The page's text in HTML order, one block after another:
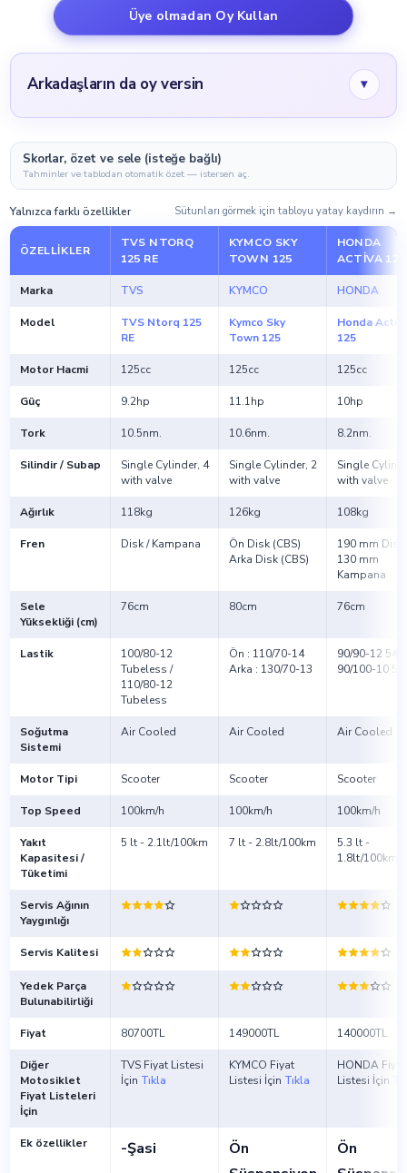
Üye olmadan Oy Kullan
Arkadaşların da oy versin ▾
Skorlar, özet ve sele (isteğe bağlı)
Tahminler ve tablodan otomatik özet — istersen aç.
Yalnızca farklı özellikler Sütunları görmek için tabloyu yatay kaydırın →
ÖZELLIKLER
TVS NTORQ
125 RE
KYMCO SKY
TOWN 125
HONDA
ACTIVA 125
Marka TVS KYMCO HONDA
Model
TVS Ntorq 125
RE
Kymco Sky
Town 125
Honda
125
Motor Hacmi 125cc 125cc 125cc
Güç 9.2hp 11.1hp 10hp
Tork 10.5nm. 10.6nm. 8.2nm.
Silindir / Subap
Single Cylinder, 4
with valve
Single Cylinder, 2
with valve
Single
with valve
Ağırlık 118kg 126kg 108kg
Fren Disk / Kampana
Ön Disk (CBS)
Arka Disk (CBS)
190 mm Disk
130 mm
Kampana
Sele
Yüksekliği (cm)
76cm 80cm 76cm
Lastik
100/80-12
Tubeless /
110/80-12
Tubeless
Ön : 110/70-14
Arka : 130/70-13
90/90-12 54J /
90/100-10 53J
Soğutma
Sistemi
Air Cooled Air Cooled Air Cooled
Motor Tipi Scooter Scooter Scooter
Top Speed 100km/h 100km/h 100km/h
Yakıt
Kapasitesi /
Tüketimi
5 lt - 2.1lt/100km 7 lt - 2.8lt/100km
5.3 lt -
1.8lt/100km
Servis Ağının
Yaygınlığı
Servis Kalitesi
Yedek Parça
Bulunabilirliği
Fiyat 80700TL 149000TL 140000TL
Diğer
Motosiklet
Fiyat Listeleri
İçin
TVS Fiyat Listesi
İçin Tıkla
KYMCO Fiyat
Listesi İçin Tıkla
HONDA Fiyat
Listesi İçin
Ek özellikler -Şasi
Ön
Ön